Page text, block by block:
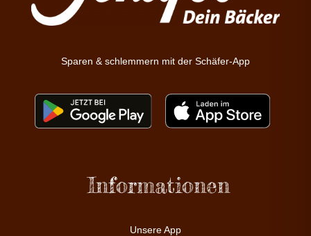
Sparen & schlemmern mit der Schäfer-App
Informationen
Unsere App